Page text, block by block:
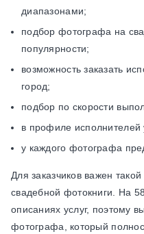
диапазонами;
подбор фотографа на
популярности;
возможность заказать
город;
подбор по скорости
в профиле исполнителей
у каждого фотографа
Для заказчиков важен
свадебной фотокниги. На
описаниях услуг, поэтому
фотографа, который